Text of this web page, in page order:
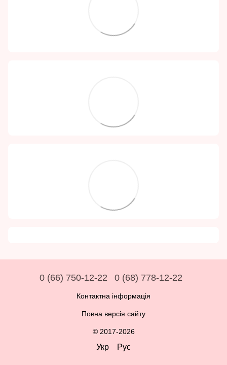
0 (66) 750-12-22 0 (68) 778-12-22
Контактна інформація
Повна версія сайту
© 2017-2026
Укр Рус